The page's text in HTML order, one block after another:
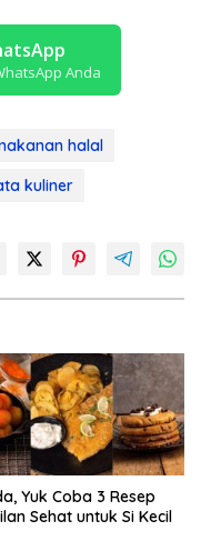
Anda
halal
kuliner
Yuk Coba 3 Resep
Sehat untuk Si Kecil